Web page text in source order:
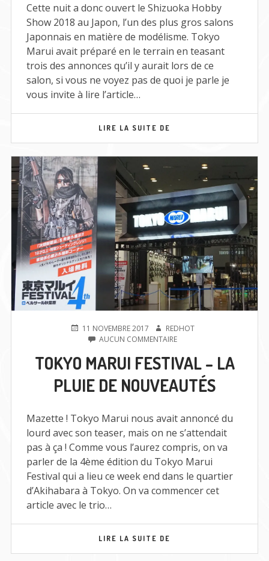
Cette nuit a donc ouvert le Shizuoka Hobby
Show 2018 au Japon, l’un des plus gros salons
Japonnais en matière de modélisme. Tokyo
Marui avait préparé en le terrain en teasant
trois des annonces qu’il y aurait lors de ce
salon, si vous ne voyez pas de quoi je parle je
vous invite à lire l’article…
LIRE LA SUITE DE
MEH/20
PUBLIÉ11 NOVEMBRE 2017 AUTEUR
REDHOT
AUCUN COMMENTAIRESUR
MARUI
FESTIVAL
–
LA
DE
NOUVEAUTÉS
TOKYO MARUI FESTIVAL – LA
PLUIE DE NOUVEAUTÉS
Mazette ! Tokyo Marui nous avait annoncé du
lourd avec son teaser, mais on ne s’attendait
pas à ça ! Comme vous l’aurez compris, on va
parler de la 4ème édition du Tokyo Marui
Festival qui a lieu ce week end dans le quartier
d’Akihabara à Tokyo. On va commencer cet
article avec le trio…
LIRE LA SUITE DE